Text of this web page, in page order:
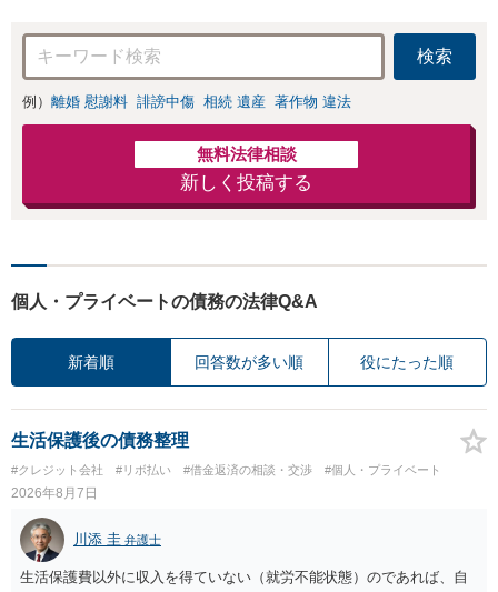
応可：開示請求の
意見照会が来たと
きの対処法、被害
者との示談交渉
検索
例） 離婚 慰謝料 誹謗中傷 相続 遺産 著作物 違法
無料法律相談
新しく投稿する
個人・プライベートの債務の法律Q&A
新着順 回答数が多い順 役にたった順
生活保護後の債務整理
#クレジット会社 #リボ払い #借金返済の相談・交渉 #個人・プライベート
2026年8月7日
川添 圭 弁護士
生活保護費以外に収入を得ていない（就労不能状態）のであれば、自